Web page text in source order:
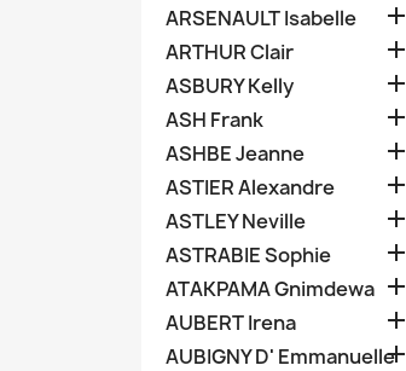
ARSENAULT Isabelle 
ARTHUR Clair 
ASBURY Kelly 
ASH Frank 
ASHBE Jeanne 
ASTIER Alexandre 
ASTLEY Neville 
ASTRABIE Sophie 
ATAKPAMA Gnimdewa 
AUBERT Irena 
AUBIGNY D' Emmanuelle